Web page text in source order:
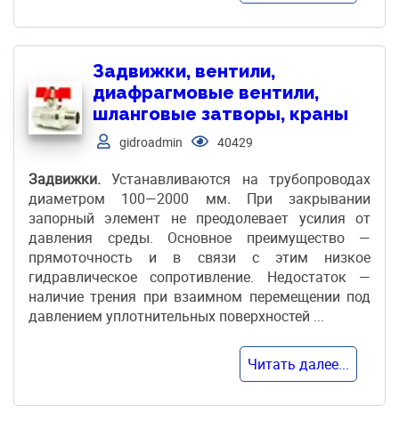
Задвижки, вентили,
диафрагмовые вентили,
шланговые затворы, краны
gidroadmin 40429
Задвижки. Устанавливаются на трубопроводах
диаметром 100—2000 мм. При закрывании
запорный элемент не преодолевает усилия от
давления среды. Основное преимущество —
прямоточность и в связи с этим низкое
гидравлическое сопротивление. Недостаток —
наличие трения при взаимном перемещении под
давлением уплотнительных поверхностей ...
Читать далее...